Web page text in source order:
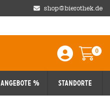
shop@bierothek.de
Einloggen
0
Angebote % Standorte